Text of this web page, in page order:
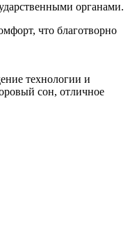
органами.
что благотворно
технологии и
сон, отличное